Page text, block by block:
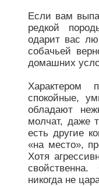
Если вам
редкой
одарит вас
собачьей
домашних
Характером
спокойные,
обладают
молчат, даже
есть другие
«на место»,
Хотя
никогда не